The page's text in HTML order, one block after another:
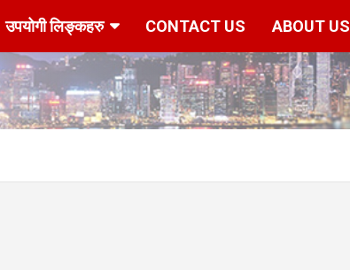
उपयोगी लिङ्कहरु CONTACT US ABOUT US